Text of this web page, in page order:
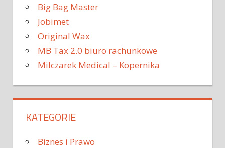
Big Bag Master
Jobimet
Original Wax
MB Tax 2.0 biuro rachunkowe
Milczarek Medical – Kopernika
KATEGORIE
Biznes i Prawo